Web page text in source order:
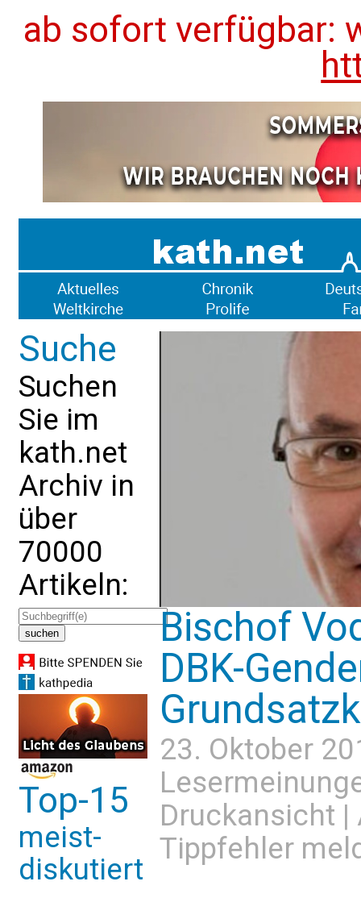
ab sofort verfügbar:
Suche
Suchen
Sie im
kath.net
Archiv in
über
70000
Artikeln:
Top-15
meist-
diskutiert
Bischof
DBK-
23. Oktober
Druckansicht |
Tippfehler